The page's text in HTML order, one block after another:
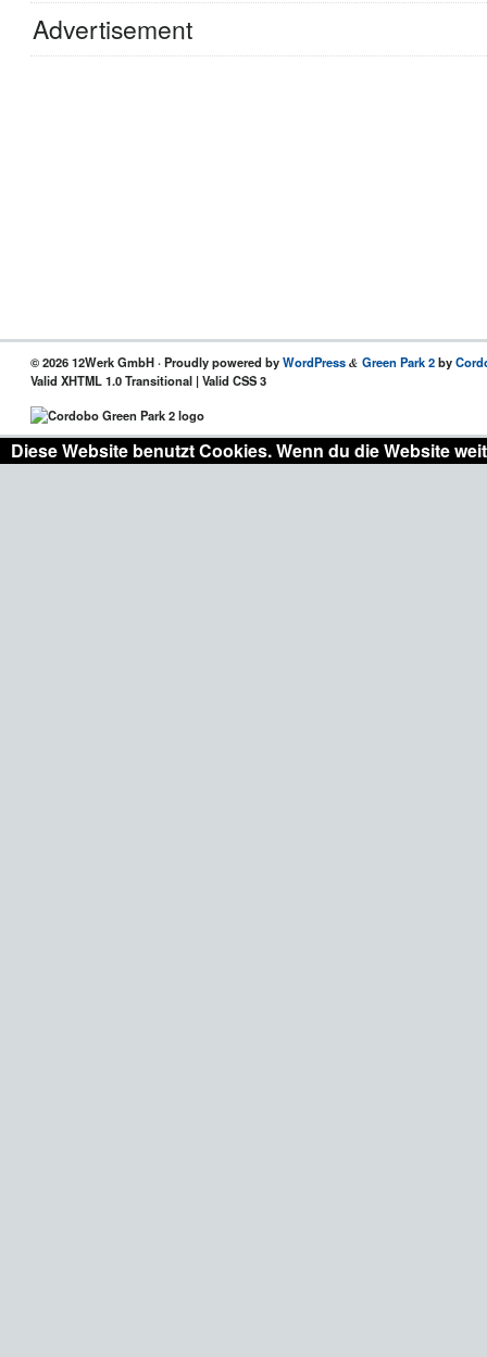
Advertisement
© 2026 12Werk GmbH · Proudly powered byWordPress& Green Park 2by
Valid XHTML 1.0 Transitional | Valid CSS 3
Diese Website benutzt Cookies. Wenn du die Website